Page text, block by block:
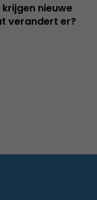
krijgen nieuwe
verandert er?